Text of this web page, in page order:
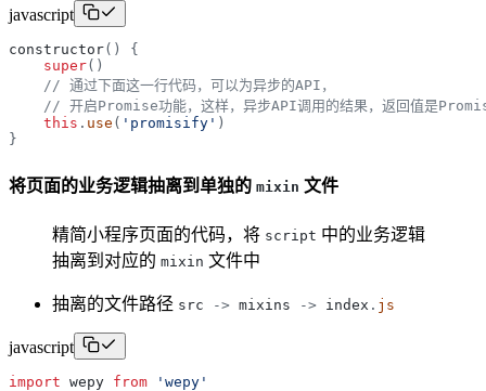
javascript
constructor( )
{
super( )
// 通过下面这一行代码，可以为异步的API，
// 开启Promise功能，这样，异步API调用的结果，返回值是
this . use ( ' promisify ' )
}
将页面的业务逻辑抽离到单独的 mixin 文件
精简小程序页面的代码，将 script 中的业务逻辑
抽离到对应的 mixin 文件中
抽离的文件路径 src -> mixins -> index . js
javascript
import wepy from ' wepy '